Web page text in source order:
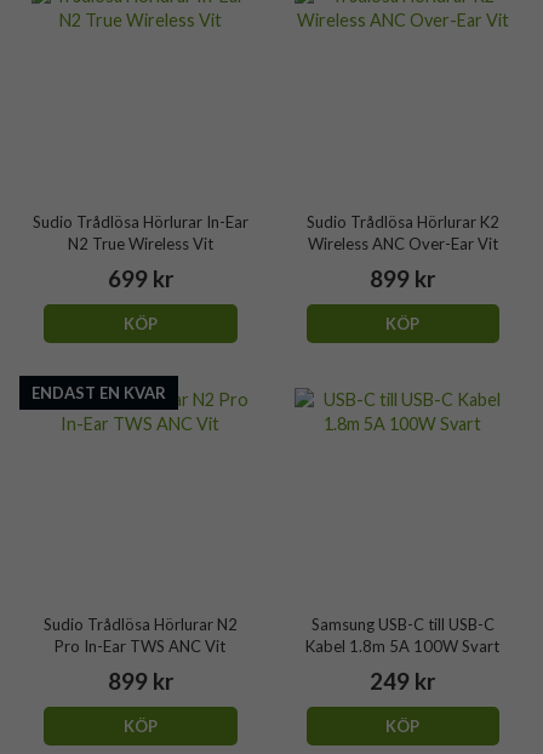
Sudio Trådlösa Hörlurar In-Ear
N2 True Wireless Vit
699 kr
KÖP
Sudio Trådlösa Hörlurar K2
Wireless ANC Over-Ear Vit
899 kr
KÖP
ENDAST EN KVAR
Sudio Trådlösa Hörlurar N2
Pro In-Ear TWS ANC Vit
899 kr
KÖP
Samsung USB-C till USB-C
Kabel 1.8m 5A 100W Svart
249 kr
KÖP